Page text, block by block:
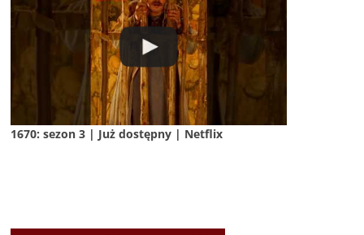
1670: sezon 3 | Już dostępny | Netflix